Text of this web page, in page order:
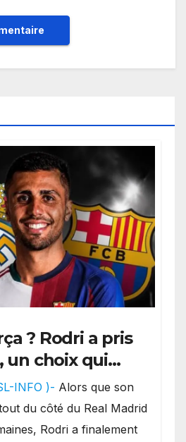
? Rodri a pris
un choix qui
grand bruit
des
INFO )- Alors que son
du côté du Real Madrid
Rodri a finalement